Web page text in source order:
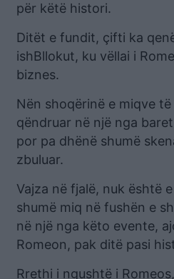
për këtë histori.
Ditët e fundit, çifti ka
ishBllokut, ku vëllai i
biznes.
Nën shoqërinë e miqve
qëndruar në një nga
por pa dhënë shumë
zbuluar.
Vajza në fjalë, nuk është
shumë miq në fushën e
në një nga këto evente,
Romeon, pak ditë pasi
Rrethi i ngushtë i